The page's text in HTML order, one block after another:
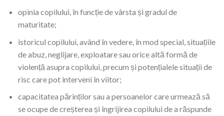
opinia copilului, în funcție de vârsta și gradul de
maturitate;
istoricul copilului, având în vedere, în mod special, situațiile
de abuz, neglijare, exploatare sau orice altă formă de
violență asupra copilului, precum și potențialele situații de
risc care pot interveni în viitor;
capacitatea părinților sau a persoanelor care urmează să
se ocupe de creșterea și îngrijirea copilului de a răspunde